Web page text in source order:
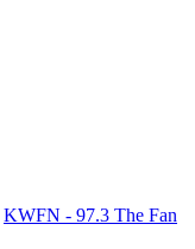
KWFN - 97.3 The Fan